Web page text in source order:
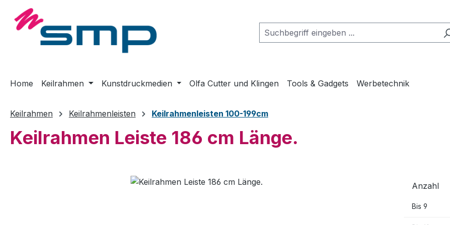
Hauptinhalt springen
Zur Suche springen
Zur Hauptnavigation springen
Home Keilrahmen Kunstdruckmedien Olfa Cutter und Klingen Tools & Gadgets Werbetechnik
Keilrahmen Keilrahmenleisten Keilrahmenleisten 100-199cm
Keilrahmen Leiste 186 cm Länge.
Anzahl
Bis 9